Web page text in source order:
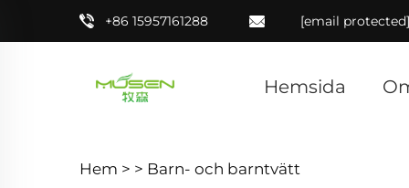
+86 15957161288 [email protected]
Hemsida
Hem > > Barn- och barntvätt